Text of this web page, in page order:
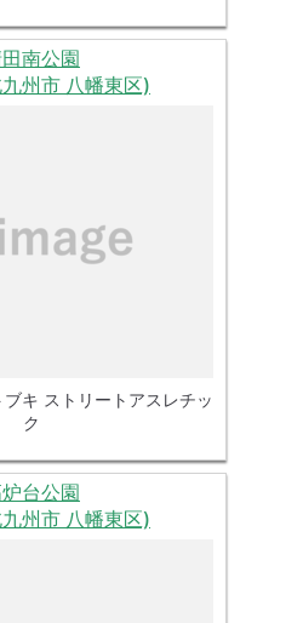
南公園
州市 八幡東区)
キ ストリートアスレチッ
ク
台公園
州市 八幡東区)